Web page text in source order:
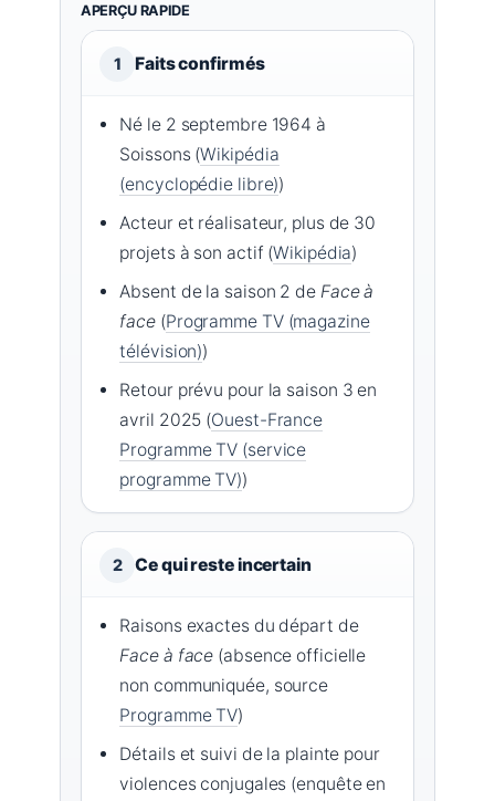
APERÇU RAPIDE
1 Faits confirmés
Né le 2 septembre 1964 à
Soissons (Wikipédia
(encyclopédie libre))
Acteur et réalisateur, plus de 30
projets à son actif (Wikipédia)
Absent de la saison 2 de Face à
face (Programme TV (magazine
télévision))
Retour prévu pour la saison 3 en
avril 2025 (Ouest-France
Programme TV (service
programme TV))
2 Ce qui reste incertain
Raisons exactes du départ de
Face à face (absence officielle
non communiquée, source
Programme TV)
Détails et suivi de la plainte pour
violences conjugales (enquête en